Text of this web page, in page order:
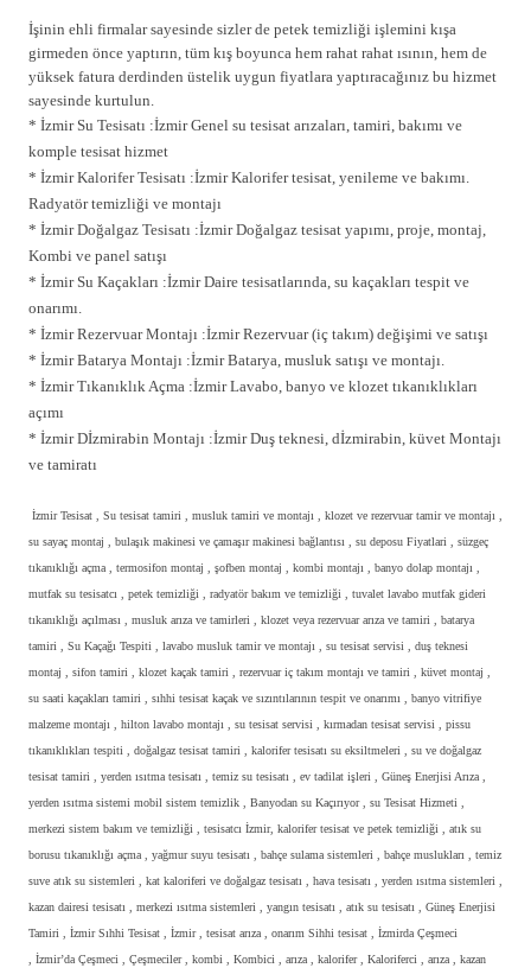
İşinin ehli firmalar sayesinde sizler de petek temizliği işlemini kışa
girmeden önce yaptırın, tüm kış boyunca hem rahat rahat ısının, hem de
yüksek fatura derdinden üstelik uygun fiyatlara yaptıracağınız bu hizmet
sayesinde kurtulun.
* İzmir Su Tesisatı :İzmir Genel su tesisat arızaları, tamiri, bakımı ve
komple tesisat hizmet
* İzmir Kalorifer Tesisatı :İzmir Kalorifer tesisat, yenileme ve bakımı.
Radyatör temizliği ve montajı
* İzmir Doğalgaz Tesisatı :İzmir Doğalgaz tesisat yapımı, proje, montaj,
Kombi ve panel satışı
* İzmir Su Kaçakları :İzmir Daire tesisatlarında, su kaçakları tespit ve
onarımı.
* İzmir Rezervuar Montajı :İzmir Rezervuar (iç takım) değişimi ve satışı
* İzmir Batarya Montajı :İzmir Batarya, musluk satışı ve montajı.
* İzmir Tıkanıklık Açma :İzmir Lavabo, banyo ve klozet tıkanıklıkları
açımı
* İzmir Dİzmirabin Montajı :İzmir Duş teknesi, dİzmirabin, küvet Montajı
ve tamiratı
İzmir Tesisat , Su tesisat tamiri , musluk tamiri ve montajı , klozet ve rezervuar tamir ve montajı ,
su sayaç montaj , bulaşık makinesi ve çamaşır makinesi bağlantısı , su deposu Fiyatlari , süzgeç
tıkanıklığı açma , termosifon montaj , şofben montaj , kombi montajı , banyo dolap montajı ,
mutfak su tesisatcı , petek temizliği , radyatör bakım ve temizliği , tuvalet lavabo mutfak gideri
tıkanıklığı açılması , musluk arıza ve tamirleri , klozet veya rezervuar arıza ve tamiri , batarya
tamiri , Su Kaçağı Tespiti , lavabo musluk tamir ve montajı , su tesisat servisi , duş teknesi
montaj , sifon tamiri , klozet kaçak tamiri , rezervuar iç takım montajı ve tamiri , küvet montaj ,
su saati kaçakları tamiri , sıhhi tesisat kaçak ve sızıntılarının tespit ve onarımı , banyo vitrifiye
malzeme montajı , hilton lavabo montajı , su tesisat servisi , kırmadan tesisat servisi , pissu
tıkanıklıkları tespiti , doğalgaz tesisat tamiri , kalorifer tesisatı su eksiltmeleri , su ve doğalgaz
tesisat tamiri , yerden ısıtma tesisatı , temiz su tesisatı , ev tadilat işleri , Güneş Enerjisi Arıza ,
yerden ısıtma sistemi mobil sistem temizlik , Banyodan su Kaçırıyor , su Tesisat Hizmeti ,
merkezi sistem bakım ve temizliği , tesisatcı İzmir, kalorifer tesisat ve petek temizliği , atık su
borusu tıkanıklığı açma , yağmur suyu tesisatı , bahçe sulama sistemleri , bahçe muslukları , temiz
suve atık su sistemleri , kat kaloriferi ve doğalgaz tesisatı , hava tesisatı , yerden ısıtma sistemleri ,
kazan dairesi tesisatı , merkezi ısıtma sistemleri , yangın tesisatı , atık su tesisatı , Güneş Enerjisi
Tamiri , İzmir Sıhhi Tesisat , İzmir , tesisat arıza , onarım Sihhi tesisat , İzmirda Çeşmeci
, İzmir’da Çeşmeci , Çeşmeciler , kombi , Kombici , arıza , kalorifer , Kaloriferci , arıza , kazan